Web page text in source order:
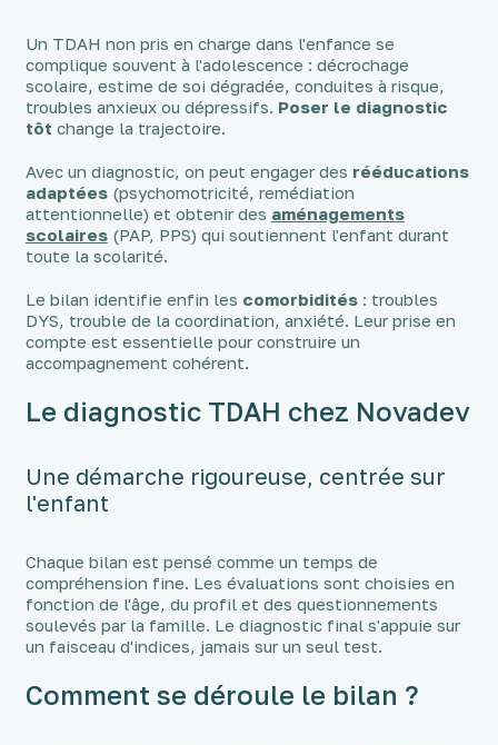
Un TDAH non pris en charge dans l'enfance se
complique souvent à l'adolescence : décrochage
scolaire, estime de soi dégradée, conduites à risque,
troubles anxieux ou dépressifs. Poser le diagnostic
tôt change la trajectoire.
Avec un diagnostic, on peut engager des rééducations
adaptées(psychomotricité, remédiation
attentionnelle) et obtenir des aménagements
scolaires(PAP, PPS) qui soutiennent l'enfant durant
toute la scolarité.
Le bilan identifie enfin les comorbidités: troubles
DYS, trouble de la coordination, anxiété. Leur prise en
compte est essentielle pour construire un
accompagnement cohérent.
Le diagnostic TDAH chez Novadev
Une démarche rigoureuse, centrée sur
l'enfant
Chaque bilan est pensé comme un temps de
compréhension fine. Les évaluations sont choisies en
fonction de l'âge, du profil et des questionnements
soulevés par la famille. Le diagnostic final s'appuie sur
un faisceau d'indices, jamais sur un seul test.
Comment se déroule le bilan ?